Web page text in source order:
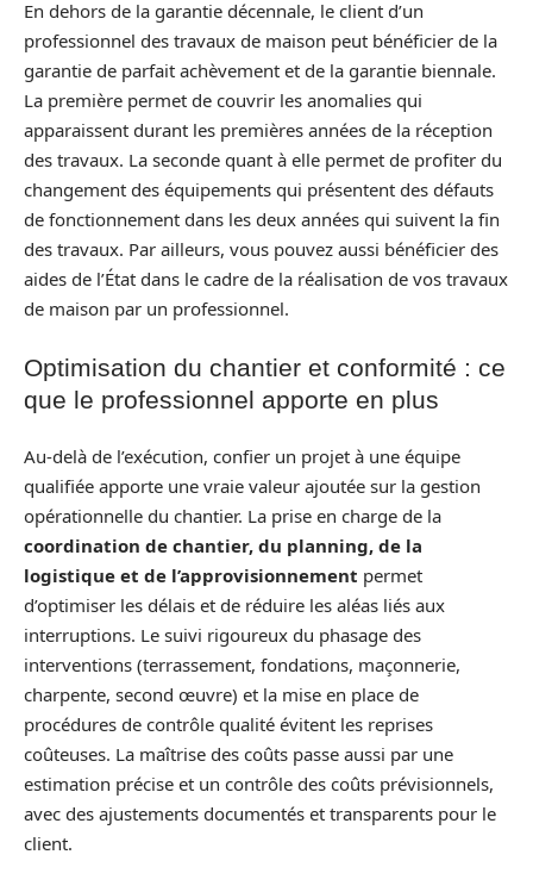
En dehors de la garantie décennale, le client d’un
professionnel des travaux de maison peut bénéficier de la
garantie de parfait achèvement et de la garantie biennale.
La première permet de couvrir les anomalies qui
apparaissent durant les premières années de la réception
des travaux. La seconde quant à elle permet de profiter du
changement des équipements qui présentent des défauts
de fonctionnement dans les deux années qui suivent la fin
des travaux. Par ailleurs, vous pouvez aussi bénéficier des
aides de l’État dans le cadre de la réalisation de vos travaux
de maison par un professionnel.
Optimisation du chantier et conformité : ce
que le professionnel apporte en plus
Au-delà de l’exécution, confier un projet à une équipe
qualifiée apporte une vraie valeur ajoutée sur la gestion
opérationnelle du chantier. La prise en charge de la
coordination de chantier, du planning, de la
logistique et de l’approvisionnement permet
d’optimiser les délais et de réduire les aléas liés aux
interruptions. Le suivi rigoureux du phasage des
interventions (terrassement, fondations, maçonnerie,
charpente, second œuvre) et la mise en place de
procédures de contrôle qualité évitent les reprises
coûteuses. La maîtrise des coûts passe aussi par une
estimation précise et un contrôle des coûts prévisionnels,
avec des ajustements documentés et transparents pour le
client.